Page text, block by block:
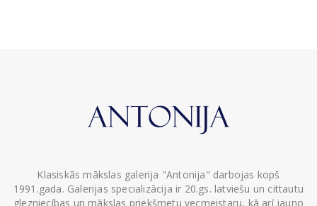
Klasiskās mākslas galerija "Antonija" darbojas kopš
1991.gada. Galerijas specializācija ir 20.gs. latviešu un cittautu
glezniecības un mākslas priekšmetu vecmeistaru, kā arī jauno